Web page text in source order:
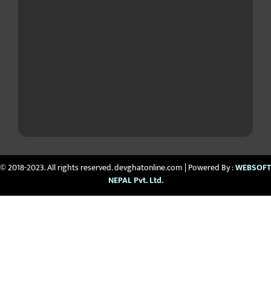
© 2018-2023. All rights reserved. devghatonline.com | Powered By :WEBSOFT
NEPAL Pvt. Ltd.